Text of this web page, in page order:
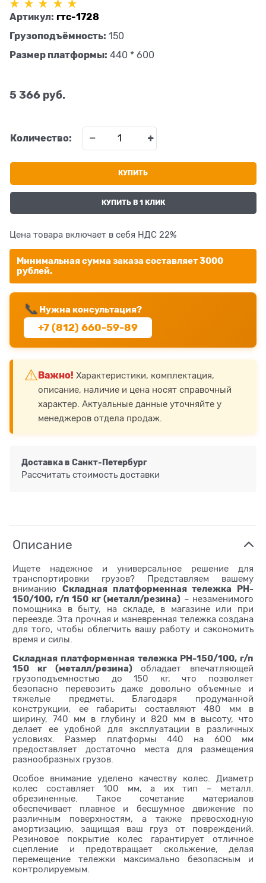
Артикул: гтс-1728
Грузоподъёмность: 150
Размер платформы: 440 * 600
5 366 руб.
Количество:
КУПИТЬ
КУПИТЬ В 1 КЛИК
Цена товара включает в себя НДС 22%
Минимальная сумма заказа составляет 3000
рублей.
📞 Нужна консультация?
+7 (812) 660-59-89
⚠️ Важно! Характеристики, комплектация,
описание, наличие и цена носят справочный
характер. Актуальные данные уточняйте у
менеджеров отдела продаж.
Доставка в Санкт-Петербург
Рассчитать стоимость доставки
Описание
Ищете надежное и универсальное решение для
транспортировки грузов? Представляем вашему
вниманию Складная платформенная тележка PH-
150/100, г/п 150 кг (металл/резина) – незаменимого
помощника в быту, на складе, в магазине или при
переезде. Эта прочная и маневренная тележка создана
для того, чтобы облегчить вашу работу и сэкономить
время и силы.
Складная платформенная тележка PH-150/100, г/п
150 кг (металл/резина)обладает впечатляющей
грузоподъемностью до 150 кг, что позволяет
безопасно перевозить даже довольно объемные и
тяжелые предметы. Благодаря продуманной
конструкции, ее габариты составляют 480 мм в
ширину, 740 мм в глубину и 820 мм в высоту, что
делает ее удобной для эксплуатации в различных
условиях. Размер платформы 440 на 600 мм
предоставляет достаточно места для размещения
разнообразных грузов.
Особое внимание уделено качеству колес. Диаметр
колес составляет 100 мм, а их тип – металл.
обрезиненные. Такое сочетание материалов
обеспечивает плавное и бесшумное движение по
различным поверхностям, а также превосходную
амортизацию, защищая ваш груз от повреждений.
Резиновое покрытие колес гарантирует отличное
сцепление и предотвращает скольжение, делая
перемещение тележки максимально безопасным и
контролируемым.